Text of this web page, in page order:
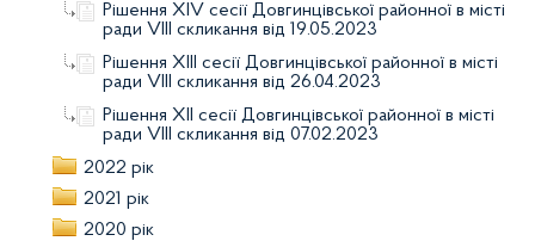
Рішення XIV сесії Довгинцівської районної в місті
ради VІIІ скликання від 19.05.2023
Рішення XIII сесії Довгинцівської районної в місті
ради VІIІ скликання від 26.04.2023
Рішення XII сесії Довгинцівської районної в місті
ради VІIІ скликання від 07.02.2023
2022 рік
2021 рік
2020 рік